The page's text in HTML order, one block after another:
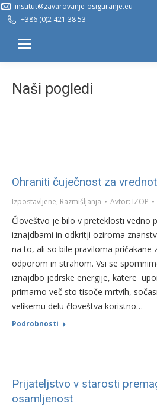
institut@zavarovanje-osiguranje.eu
+386 (0)2 421 38 53
Naši pogledi
Ohraniti čuječnost za
Izpostavljene, Razmišljanja Avtor: IZOP
Človeštvo je bilo v preteklosti vedno
iznajdbami in odkritji oziroma
na to, ali so bile praviloma pričakane
odporom in strahom. Vsi se
iznajdbo jedrske energije, katere
primarno več sto tisoče mrtvih,
velikemu delu človeštva koristno…
Podrobnosti
Prijateljstvo v starosti
osamljenost